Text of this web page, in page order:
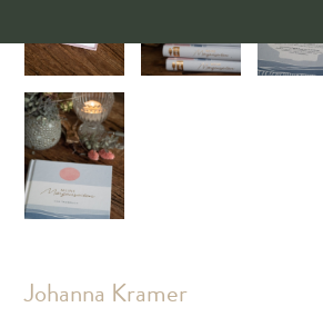
Johanna Kramer